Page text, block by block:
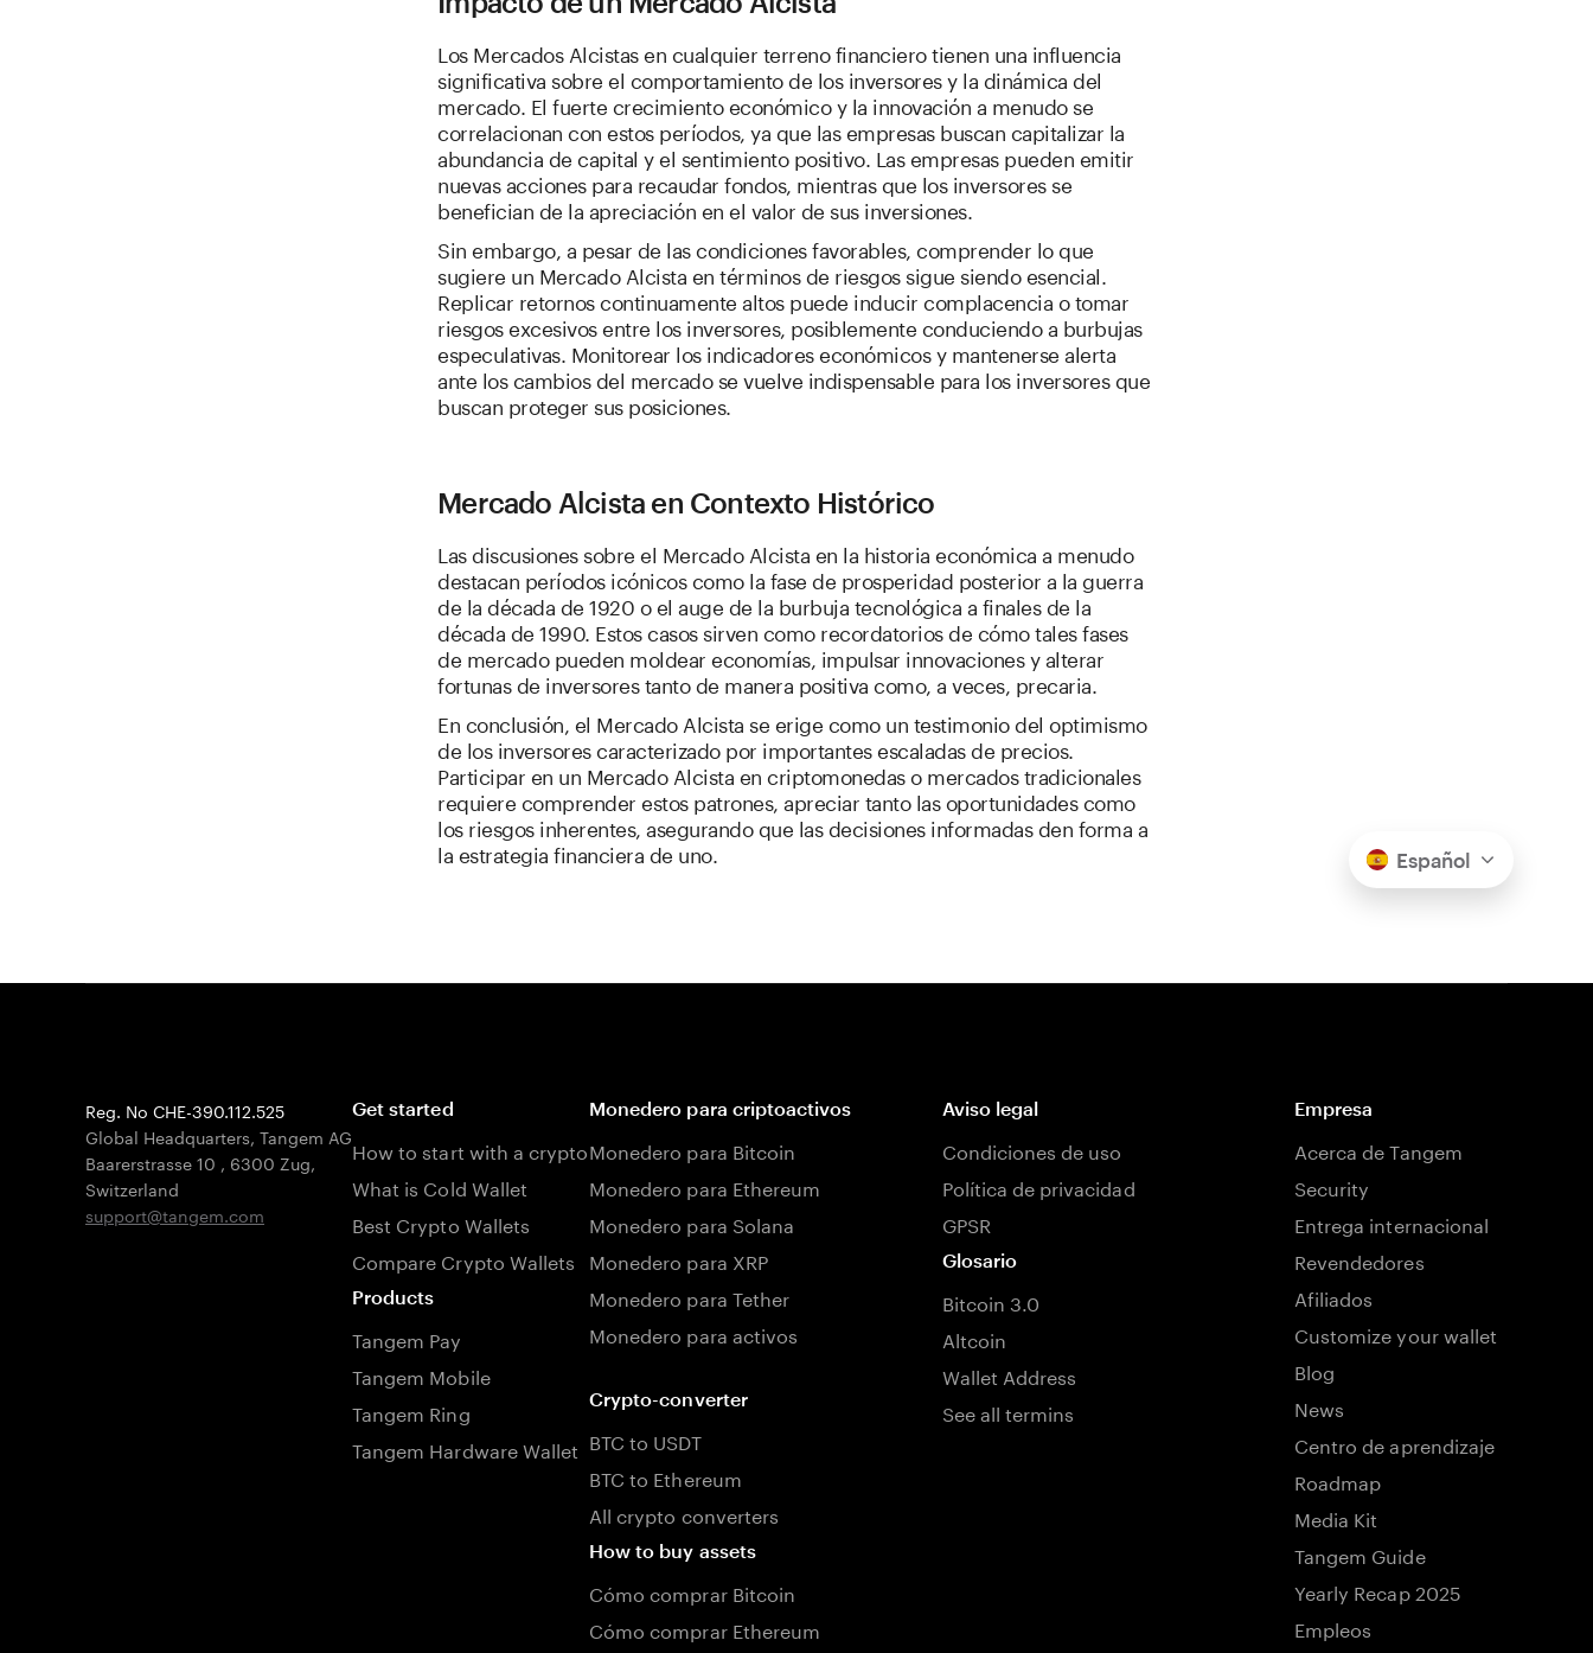
Los Mercados Alcistas en cualquier terreno financiero tienen una influencia
significativa sobre el comportamiento de los inversores y la dinámica del
mercado. El fuerte crecimiento económico y la innovación a menudo se
correlacionan con estos períodos, ya que las empresas buscan capitalizar la
abundancia de capital y el sentimiento positivo. Las empresas pueden emitir
nuevas acciones para recaudar fondos, mientras que los inversores se
benefician de la apreciación en el valor de sus inversiones.
Sin embargo, a pesar de las condiciones favorables, comprender lo que
sugiere un Mercado Alcista en términos de riesgos sigue siendo esencial.
Replicar retornos continuamente altos puede inducir complacencia o tomar
riesgos excesivos entre los inversores, posiblemente conduciendo a burbujas
especulativas. Monitorear los indicadores económicos y mantenerse alerta
ante los cambios del mercado se vuelve indispensable para los inversores que
buscan proteger sus posiciones.
Mercado Alcista en Contexto Histórico
Las discusiones sobre el Mercado Alcista en la historia económica a menudo
destacan períodos icónicos como la fase de prosperidad posterior a la guerra
de la década de 1920 o el auge de la burbuja tecnológica a finales de la
década de 1990. Estos casos sirven como recordatorios de cómo tales fases
de mercado pueden moldear economías, impulsar innovaciones y alterar
fortunas de inversores tanto de manera positiva como, a veces, precaria.
En conclusión, el Mercado Alcista se erige como un testimonio del optimismo
de los inversores caracterizado por importantes escaladas de precios.
Participar en un Mercado Alcista en criptomonedas o mercados tradicionales
requiere comprender estos patrones, apreciar tanto las oportunidades como
los riesgos inherentes, asegurando que las decisiones informadas den forma a
la estrategia financiera de uno.
Español
Reg. No CHE-390.112.525
Global Headquarters, Tangem AG
Baarerstrasse 10 , 6300 Zug,
Switzerland
support@tangem.com
Get started
How to start with a crypto
What is Cold Wallet
Best Crypto Wallets
Compare Crypto Wallets
Products
Tangem Pay
Tangem Mobile
Tangem Ring
Tangem Hardware Wallet
Monedero para criptoactivos
Monedero para Bitcoin
Monedero para Ethereum
Monedero para Solana
Monedero para XRP
Monedero para Tether
Monedero para activos
Crypto-converter
BTC to USDT
BTC to Ethereum
All crypto converters
How to buy assets
Cómo comprar Bitcoin
Cómo comprar Ethereum
Aviso legal
Condiciones de uso
Política de privacidad
GPSR
Glosario
Bitcoin 3.0
Altcoin
Wallet Address
See all termins
Empresa
Acerca de Tangem
Security
Entrega internacional
Revendedores
Afiliados
Customize your wallet
Blog
News
Centro de aprendizaje
Roadmap
Media Kit
Tangem Guide
Yearly Recap 2025
Empleos